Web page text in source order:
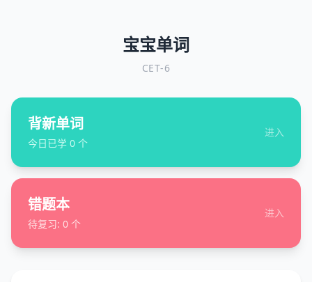
宝宝单词
CET-6
背新单词
今日已学 0 个
进入
错题本
待复习: 0 个
进入